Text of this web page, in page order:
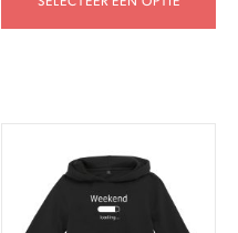
meerdere